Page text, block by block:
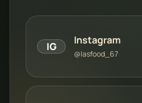
IG Instagram
@lasfood_67